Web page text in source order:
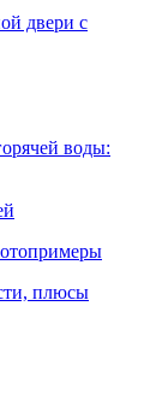
двери с
воды:
плюсы